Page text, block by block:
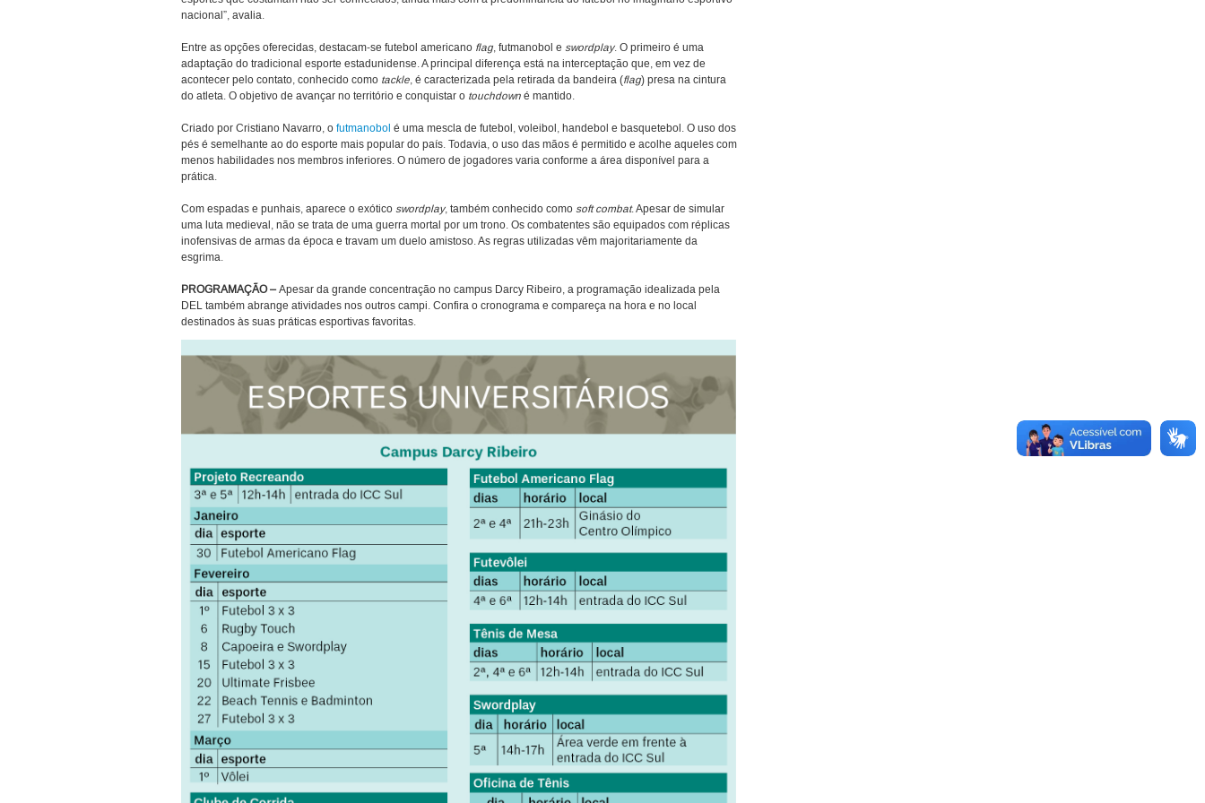
nacional”, avalia.
Entre as opções oferecidas, destacam-se futebol americano flag, futmanobol e swordplay. O primeiro é uma
adaptação do tradicional esporte estadunidense. A principal diferença está na interceptação que, em vez de
acontecer pelo contato, conhecido como tackle, é caracterizada pela retirada da bandeira (flag) presa na cintura
do atleta. O objetivo de avançar no território e conquistar o touchdown é mantido.
Criado por Cristiano Navarro, o futmanobol é uma mescla de futebol, voleibol, handebol e basquetebol. O uso dos
pés é semelhante ao do esporte mais popular do país. Todavia, o uso das mãos é permitido e acolhe aqueles com
menos habilidades nos membros inferiores. O número de jogadores varia conforme a área disponível para a
prática.
Com espadas e punhais, aparece o exótico swordplay, também conhecido como soft combat. Apesar de simular
uma luta medieval, não se trata de uma guerra mortal por um trono. Os combatentes são equipados com réplicas
inofensivas de armas da época e travam um duelo amistoso. As regras utilizadas vêm majoritariamente da
esgrima.
PROGRAMAÇÃO –Apesar da grande concentração no campus Darcy Ribeiro, a programação idealizada pela
DEL também abrange atividades nos outros campi. Confira o cronograma e compareça na hora e no local
destinados às suas práticas esportivas favoritas.